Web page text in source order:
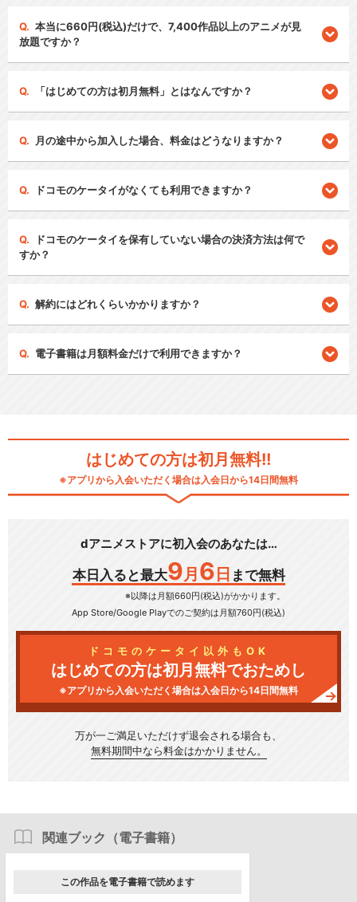
本当に660円(税込)だけで、7,400作品以上のアニメが見
放題ですか？
「はじめての方は初月無料」とはなんですか？
月の途中から加入した場合、料金はどうなりますか？
ドコモのケータイがなくても利用できますか？
ドコモのケータイを保有していない場合の決済方法は何で
すか？
解約にはどれくらいかかりますか？
電子書籍は月額料金だけで利用できますか？
はじめての方は初月無料!!
※アプリから入会いただく場合は入会日から14日間無料
dアニメストアに初入会のあなたは…
本日入ると最大9 月 6 日 まで無料
※以降は月額660円(税込)がかかります。
App Store/Google Playでのご契約は月額760円(税込)
ドコモのケータイ以外もOK
はじめての方は初月無料でおためし
※アプリから入会いただく場合は入会日から14日間無料
万が一ご満足いただけず退会される場合も、
無料期間中なら料金はかかりません。
関連ブック（電子書籍）
この作品を電子書籍で読めます